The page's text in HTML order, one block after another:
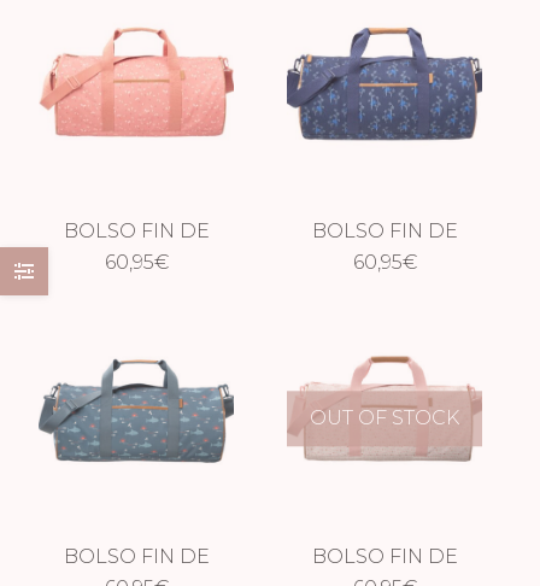
BOLSO FIN DE
SEMANA GRANDE
60,95€
BOLSO FIN DE
SEMANA GRANDE
60,95€
BOLSO FIN DE
OUT OF STOCK
BOLSO FIN DE